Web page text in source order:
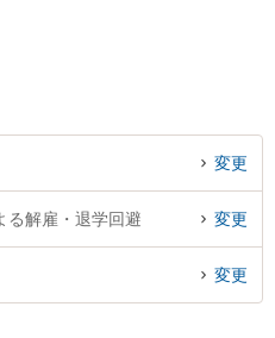
変更
る解雇・退学回避 変更
変更